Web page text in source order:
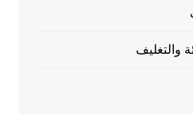
والتغليف